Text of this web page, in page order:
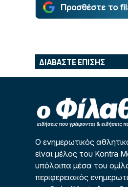
Προσθέστε το
ΔΙΑΒΑΣΤΕ ΕΠΙΣΗΣ
Ο ενημερωτικός
είναι μέλος του Kontra
υπόλοιπα μέσα του
περιφερειακός